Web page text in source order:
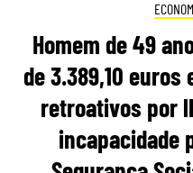
Homem de 49
de 3.389,10 euros
retroativos por
incapacidade